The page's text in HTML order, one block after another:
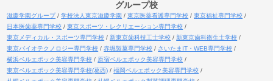
グループ校
滋慶学園グループ 学校法人東京滋慶学園 東京医薬看護専門学校
東京福祉専門学校
日本医歯薬専門学校
東京スポーツ・レクリエーション専門学校
東京メディカル・スポーツ専門学校
新東京歯科技工士学校
新東京歯科衛生士学校
東京バイオテクノロジー専門学校
赤堀製菓専門学校
さいたまIT・WEB専門学校
横浜ベルエポック美容専門学校
原宿ベルエポック美容専門学校
東京ベルエポック美容専門学校(葛西)
福岡ベルエポック美容専門学校